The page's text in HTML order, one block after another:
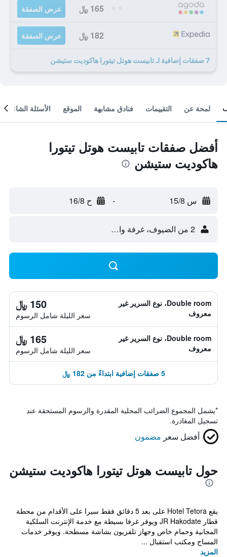
165 ﷼ عرض الصفقة
182 ﷼ عرض الصفقة
7 صفقات إضافية لـ تابيست هوتل تيتورا هاكوديت ستيشن
لمحة عن التقييمات فنادق مشابهة الموقع الأسئلة الشائعة
أفضل صفقات تابيست هوتل تيتورا
هاكوديت ستيشن
س 15/8 - ح 16/8
2 من الضيوف، غرفة واحدة
Double room، نوع السرير غير
معروف
150 ﷼
سعر الليلة شامل الرسوم
Double room، نوع السرير غير
معروف
165 ﷼
سعر الليلة شامل الرسوم
5 صفقات إضافية ابتداءً من 182 ﷼
*يشمل المجموع الضرائب المحلية المقدرة والرسوم المستحقة عند
تسجيل المغادرة.
أفضل سعر مضمون
حول تابيست هوتل تيتورا هاكوديت ستيشن
يقع Hotel Tetora على بعد 5 دقائق فقط سيرا على الأقدام من محطة
قطار JR Hakodate ويوفر غرفا بسيطة مع خدمة الإنترنت السلكية
المجانية وحمام خاص وجهاز تلفزيون بشاشة مسطحة. ويوفر خدمات
المساج ومكتب استقبال ...
المزيد